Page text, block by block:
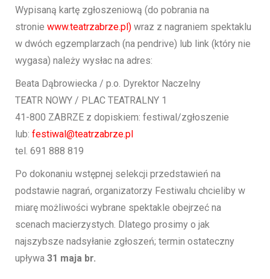
Wypisaną kartę zgłoszeniową (do pobrania na
stronie www.teatrzabrze.pl) wraz z nagraniem spektaklu
w dwóch egzemplarzach (na pendrive) lub link (który nie
wygasa) należy wysłac na adres:
Beata Dąbrowiecka / p.o. Dyrektor Naczelny
TEATR NOWY / PLAC TEATRALNY 1
41-800 ZABRZE z dopiskiem: festiwal/zgłoszenie
lub: festiwal@teatrzabrze.pl
tel. 691 888 819
Po dokonaniu wstępnej selekcji przedstawień na
podstawie nagrań, organizatorzy Festiwalu chcieliby w
miarę możliwości wybrane spektakle obejrzeć na
scenach macierzystych. Dlatego prosimy o jak
najszybsze nadsyłanie zgłoszeń; termin ostateczny
upływa 31 maja br.